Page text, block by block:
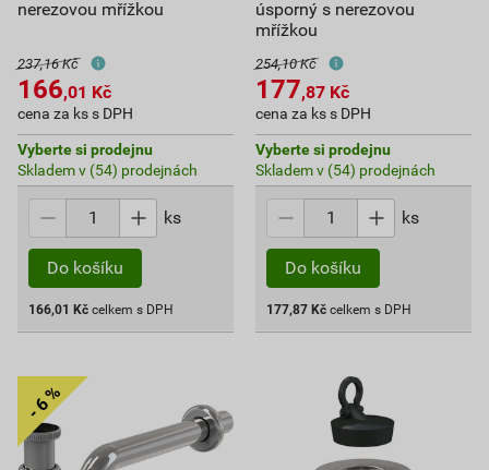
nerezovou mřížkou
237,16 Kč
166,01 Kč
cena za ks s DPH
Vyberte si prodejnu
Skladem v (54) prodejnách
ks
Do košíku
166,01 Kč celkem s DPH
úsporný s nerezovou
mřížkou
254,10 Kč
177,87 Kč
cena za ks s DPH
Vyberte si prodejnu
Skladem v (54) prodejnách
ks
Do košíku
177,87 Kč celkem s DPH